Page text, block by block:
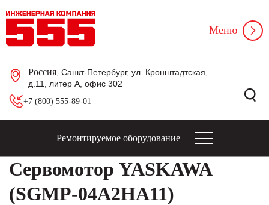
Россия , Санкт-Петербург, ул. Кронштадтская,
д.11, литер А, офис 302
+7 (800) 555-89-01
Меню
Ремонтируемое оборудование
Сервомотор YASKAWA
(SGMP-04A2HA11)